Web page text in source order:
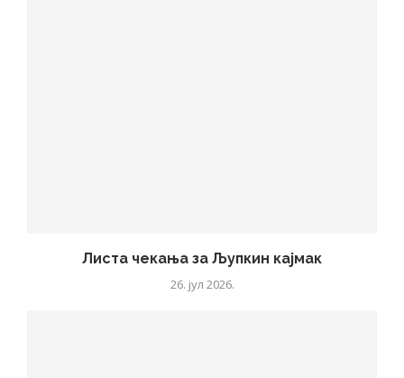
Листа чекања за Љупкин кајмак
26. јул 2026.